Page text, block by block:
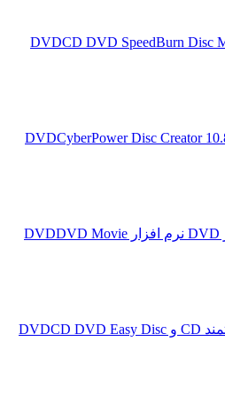
CD DVD SpeedBurn
CyberPower Disc
DVD Movie
CD DVD Easy Disc